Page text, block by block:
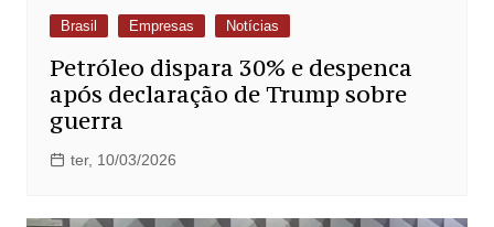
Brasil Empresas Notícias
Petróleo dispara 30% e despenca
após declaração de Trump sobre
guerra
ter, 10/03/2026